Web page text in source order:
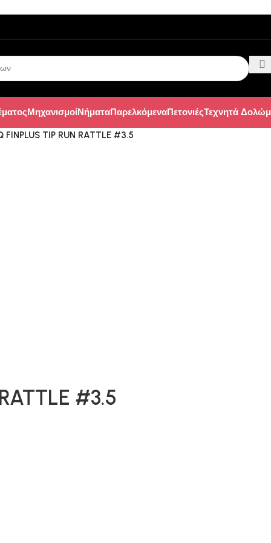
ΜηχανισμοίΝήματαΠαρελκόμεναΠετονιέςΤεχνητά
FINPLUS TIP RUN RATTLE #3.5
#3.5